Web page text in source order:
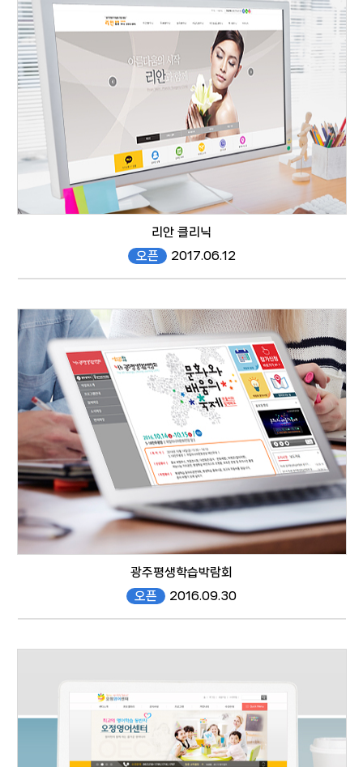
website
website
리안 클리닉
오픈
2017.06.12
website
광주평생학습박람회
오픈
2016.09.30